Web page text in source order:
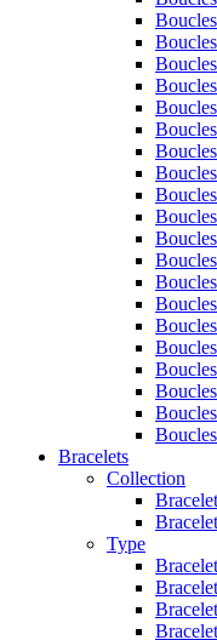
Bracelets
Collection
Type